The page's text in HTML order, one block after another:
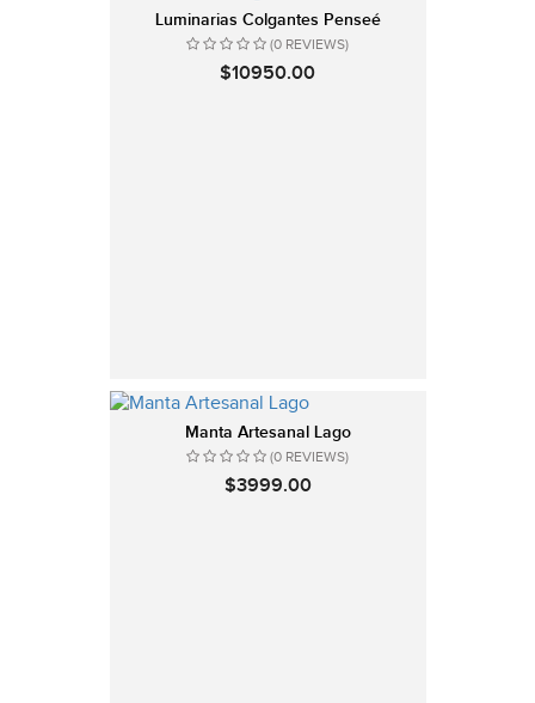
Luminarias Colgantes Penseé
(0 REVIEWS)
$10950.00
Manta Artesanal Lago
(0 REVIEWS)
$3999.00